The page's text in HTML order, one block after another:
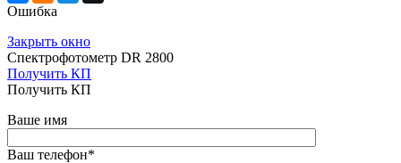
Ошибка
Закрыть окно
Спектрофотометр DR 2800
Получить КП
Получить КП
Ваше имя
Ваш телефон*